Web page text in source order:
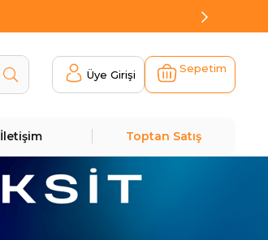
Üye Girişi Sepetim
İletişim Toptan Satış